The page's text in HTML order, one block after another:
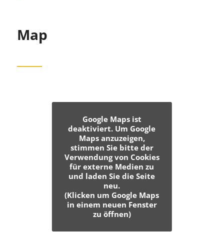
Map
Google Maps ist
deaktiviert. Um Google
Maps anzuzeigen,
stimmen Sie bitte der
Verwendung von Cookies
für externe Medien zu
und laden Sie die Seite
neu.
(Klicken um Google Maps
in einem neuen Fenster
zu öffnen)